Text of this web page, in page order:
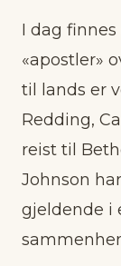
I dag
«apostler»
til lands er
Redding,
reist til
Johnson
gjeldende i